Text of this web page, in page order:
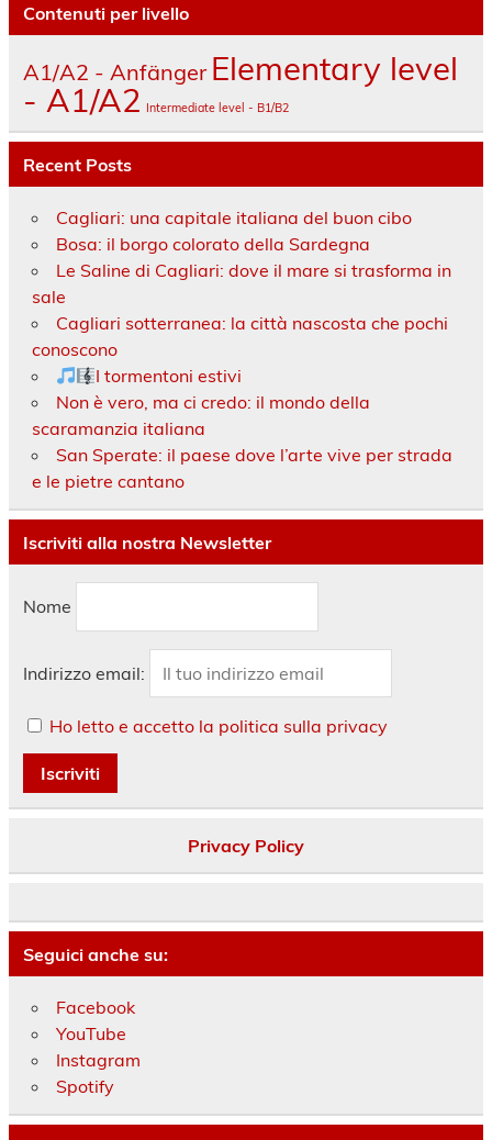
Contenuti per livello
A1/A2 - Anfänger Elementary level
- A1/A2 Intermediate level - B1/B2
Recent Posts
Cagliari: una capitale italiana del buon cibo
Bosa: il borgo colorato della Sardegna
Le Saline di Cagliari: dove il mare si trasforma in
sale
Cagliari sotterranea: la città nascosta che pochi
conoscono
I tormentoni estivi
Non è vero, ma ci credo: il mondo della
scaramanzia italiana
San Sperate: il paese dove l’arte vive per strada
e le pietre cantano
Iscriviti alla nostra Newsletter
Nome
Indirizzo email:
Ho letto e accetto la politica sulla privacy
Privacy Policy
Seguici anche su:
Facebook
YouTube
Instagram
Spotify